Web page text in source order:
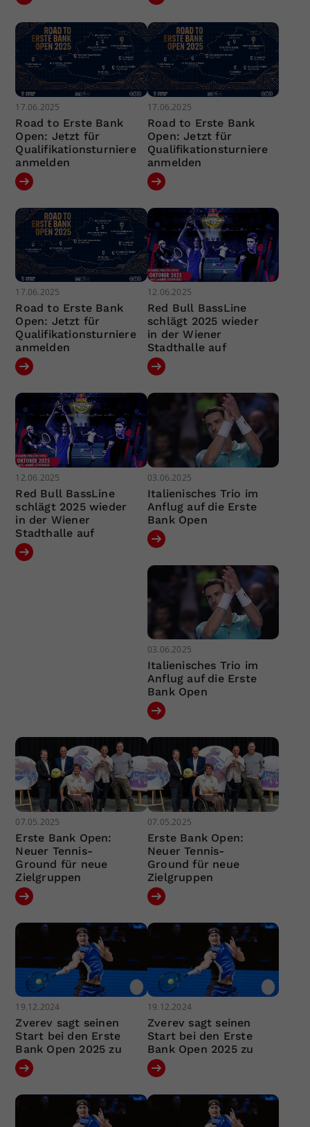
17.06.2025
Road to Erste Bank
Open: Jetzt für
Qualifikationsturniere
anmelden
17.06.2025
Road to Erste Bank
Open: Jetzt für
Qualifikationsturniere
anmelden
17.06.2025
Road to Erste Bank
Open: Jetzt für
Qualifikationsturniere
anmelden
12.06.2025
Red Bull BassLine
schlägt 2025 wieder
in der Wiener
Stadthalle auf
12.06.2025
Red Bull BassLine
schlägt 2025 wieder
in der Wiener
Stadthalle auf
03.06.2025
Italienisches Trio im
Anflug auf die Erste
Bank Open
03.06.2025
Italienisches Trio im
Anflug auf die Erste
Bank Open
07.05.2025
Erste Bank Open:
Neuer Tennis-
Ground für neue
Zielgruppen
07.05.2025
Erste Bank Open:
Neuer Tennis-
Ground für neue
Zielgruppen
19.12.2024
Zverev sagt seinen
Start bei den Erste
Bank Open 2025 zu
19.12.2024
Zverev sagt seinen
Start bei den Erste
Bank Open 2025 zu